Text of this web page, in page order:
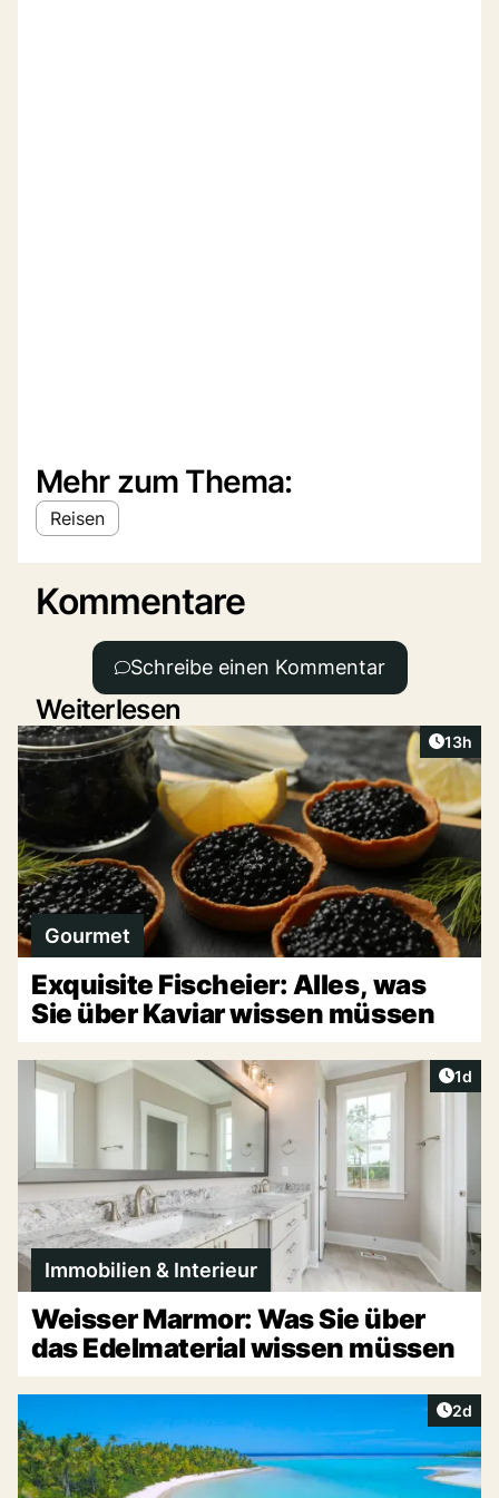
Mehr zum Thema:
Reisen
Kommentare
Schreibe einen Kommentar
Weiterlesen
Artikel
13h
Gourmet
Exquisite Fischeier: Alles, was
Sie über Kaviar wissen müssen
1d
Immobilien & Interieur
Weisser Marmor: Was Sie über
das Edelmaterial wissen müssen
2d